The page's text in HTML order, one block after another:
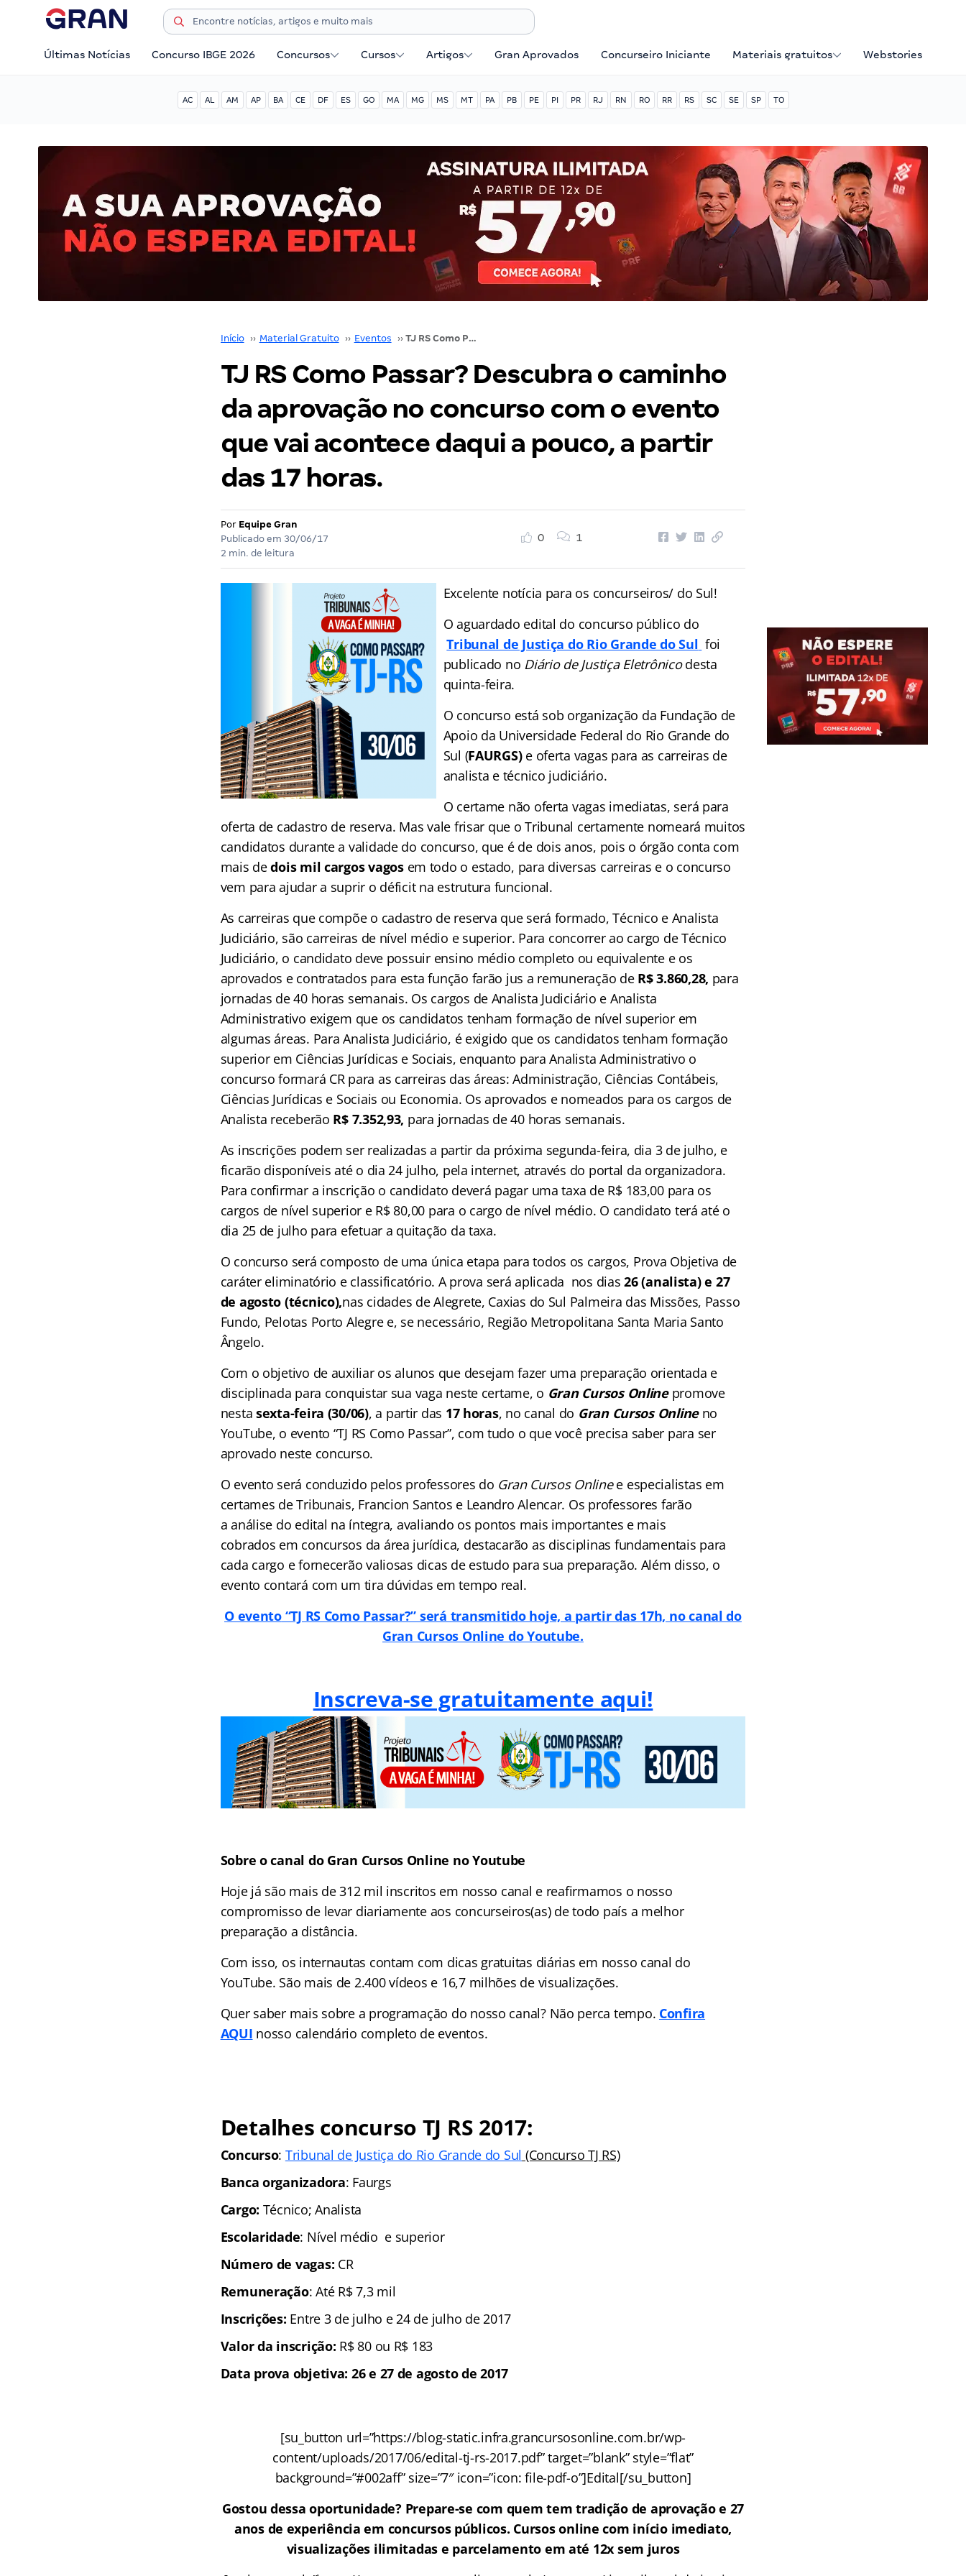
Últimas Notícias Concurso IBGE 2026 Concursos Cursos Artigos Gran Aprovados Concurseiro Iniciante Materiais gratuitos Webstories
AC AL AM AP BA CE DF ES GO MA MG MS MT PA PB PE PI PR RJ RN RO RR RS SC SE SP TO
Início ›› Material Gratuito ›› Eventos ›› TJ RS Como Passar? Descubra o caminho da aprovação no concurso com o evento que vai acontece daqui a pouco, a partir das 17 horas.
TJ RS Como Passar? Descubra o caminho
da aprovação no concurso com o evento
que vai acontece daqui a pouco, a partir
das 17 horas.
Por Equipe Gran
Publicado em 30/06/17
2 min. de leitura
0 1
Excelente notícia para os concurseiros/ do Sul!
O aguardado edital do concurso público do
Tribunal de Justiça do Rio Grande do Sul foi
publicado no Diário de Justiça Eletrônicodesta
quinta-feira.
O concurso está sob organização da Fundação de
Apoio da Universidade Federal do Rio Grande do
Sul (FAURGS) e oferta vagas para as carreiras de
analista e técnico judiciário.
O certame não oferta vagas imediatas, será para
oferta de cadastro de reserva. Mas vale frisar que o Tribunal certamente nomeará muitos
candidatos durante a validade do concurso, que é de dois anos, pois o órgão conta com
mais dedois mil cargos vagosem todo o estado, para diversas carreiras e o concurso
vem para ajudar a suprir o déficit na estrutura funcional.
As carreiras que compõe o cadastro de reserva que será formado, Técnico e Analista
Judiciário, são carreiras de nível médio e superior. Para concorrer ao cargo de Técnico
Judiciário, o candidato deve possuir ensino médio completo ou equivalente e os
aprovados e contratados para esta função farão jus a remuneração deR$ 3.860,28, para
jornadas de 40 horas semanais. Os cargos de Analista Judiciário e Analista
Administrativo exigem que os candidatos tenham formação de nível superior em
algumas áreas. Para Analista Judiciário, é exigido que os candidatos tenham formação
superior em Ciências Jurídicas e Sociais, enquanto para Analista Administrativo o
concurso formará CR para as carreiras das áreas: Administração, Ciências Contábeis,
Ciências Jurídicas e Sociais ou Economia. Os aprovados e nomeados para os cargos de
Analista receberão R$ 7.352,93, para jornadas de 40 horas semanais.
As inscrições podem ser realizadas a partir da próxima segunda-feira, dia 3 de julho, e
ficarão disponíveis até o dia 24 julho, pela internet, através do portal da organizadora.
Para confirmar a inscrição o candidato deverá pagar uma taxa de R$ 183,00 para os
cargos de nível superior e R$ 80,00 para o cargo de nível médio. O candidato terá até o
dia 25 de julho para efetuar a quitação da taxa.
O concurso será composto de uma única etapa para todos os cargos, Prova Objetiva de
caráter eliminatório e classificatório. A prova será aplicada nos dias26 (analista) e 27
de agosto (técnico),nas cidades de Alegrete, Caxias do Sul Palmeira das Missões, Passo
Fundo, Pelotas Porto Alegre e, se necessário, Região Metropolitana Santa Maria Santo
Ângelo.
Com o objetivo de auxiliar os alunos que desejam fazer uma preparação orientada e
disciplinada para conquistar sua vaga neste certame, o Gran Cursos Onlinepromove
nesta sexta-feira (30/06), a partir das 17 horas, no canal do Gran Cursos Onlineno
YouTube, o evento “TJ RS Como Passar”, com tudo o que você precisa saber para ser
aprovado neste concurso.
O evento será conduzido pelos professores do Gran Cursos Onlinee especialistas em
certames de Tribunais, Francion Santos e Leandro Alencar. Os professores farão
a análise do edital na íntegra, avaliando os pontos mais importantes e mais
cobrados em concursos da área jurídica, destacarão as disciplinas fundamentais para
cada cargo e fornecerão valiosas dicas de estudo para sua preparação. Além disso, o
evento contará com um tira dúvidas em tempo real.
O evento“TJ RS Como Passar?” será transmitido hoje, a partir das 17h, no canal do
Gran Cursos Online do Youtube.
Inscreva-se gratuitamente aqui!
Sobre o canal do Gran Cursos Online no Youtube
Hoje já são mais de 312 mil inscritos em nosso canal e reafirmamos o nosso
compromisso de levar diariamente aos concurseiros(as) de todo país a melhor
preparação a distância.
Com isso, os internautas contam com dicas gratuitas diárias em nosso canal do
YouTube. São mais de 2.400 vídeos e 16,7 milhões de visualizações.
Quer saber mais sobre a programação do nosso canal? Não perca tempo. Confira
AQUI nosso calendário completo de eventos.
Detalhes concurso TJ RS 2017:
Concurso: Tribunal de Justiça do Rio Grande do Sul (Concurso TJ RS)
Banca organizadora: Faurgs
Cargo: Técnico; Analista
Escolaridade: Nível médio e superior
Número de vagas: CR
Remuneração: Até R$ 7,3 mil
Inscrições: Entre 3 de julho e 24 de julho de 2017
Valor da inscrição: R$ 80 ou R$ 183
Data prova objetiva: 26 e 27 de agosto de 2017
[su_button url=”https://blog-static.infra.grancursosonline.com.br/wp-
content/uploads/2017/06/edital-tj-rs-2017.pdf” target=”blank” style=”flat”
background=”#002aff” size=”7″ icon=”icon: file-pdf-o”]Edital[/su_button]
Gostou dessa oportunidade? Prepare-se com quem tem tradição de aprovação e 27
anos de experiência em concursos públicos. Cursos online com início imediato,
visualizações ilimitadas e parcelamento em até 12x sem juros